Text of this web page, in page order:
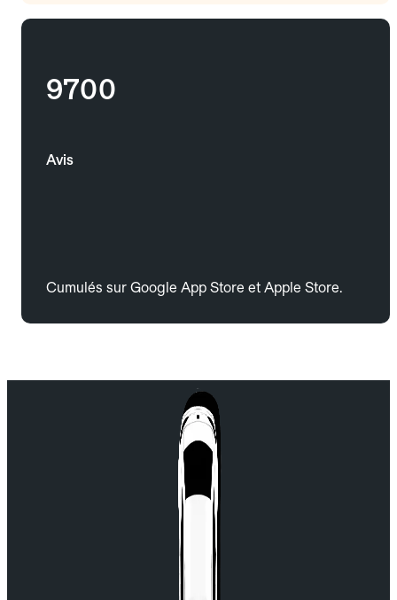
9700
Avis
Cumulés sur Google App Store et Apple Store.